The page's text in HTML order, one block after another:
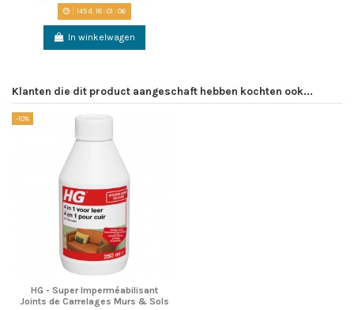
145d.18:01 :06
In winkelwagen
Klanten die dit product aangeschaft hebben kochten ook...
-10%
HG - Super Imperméabilisant
Joints de Carrelages Murs & Sols